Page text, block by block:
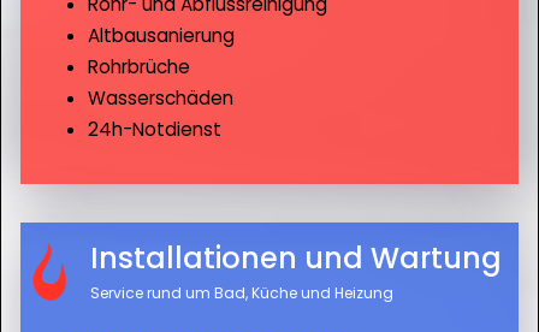
Altbausanierung
Rohrbrüche
Wasserschäden
24h-Notdienst
Installationen und Wartung
Service rund um Bad, Küche und Heizung